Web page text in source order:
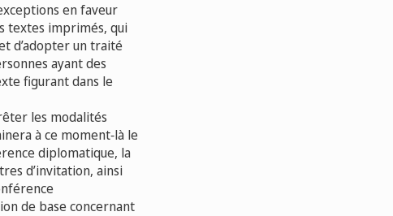
en faveur
textes imprimés, qui
d’adopter un traité
ayant des
figurant dans le
les modalités
à ce moment‑là le
diplomatique, la
d’invitation, ainsi
de base concernant